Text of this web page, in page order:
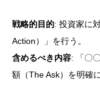
戦略的目的: 投資家に
Action）」を行う。
含めるべき内容: 「〇
額（The Ask）を明確